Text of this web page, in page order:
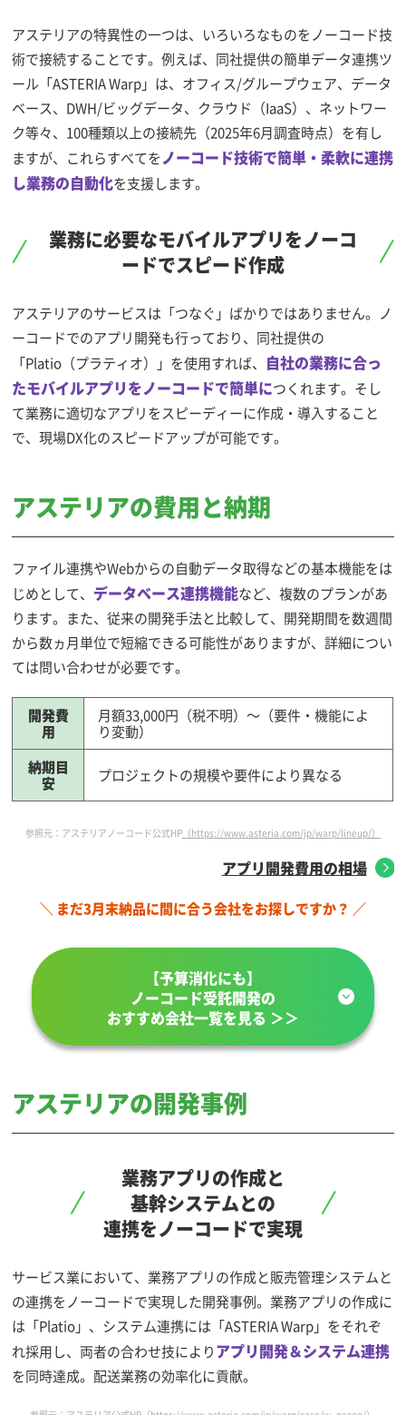
アステリアの特異性の一つは、いろいろなものをノーコード技
術で接続することです。例えば、同社提供の簡単データ連携ツ
ール「ASTERIA Warp」は、オフィス/グループウェア、データ
ベース、DWH/ビッグデータ、クラウド（IaaS）、ネットワー
ク等々、100種類以上の接続先（2025年6月調査時点）を有し
ますが、これらすべてをノーコード技術で簡単・柔軟に連携
し業務の自動化を支援します。
業務に必要なモバイルアプリをノーコ
ードでスピード作成
アステリアのサービスは「つなぐ」ばかりではありません。ノ
ーコードでのアプリ開発も行っており、同社提供の
「Platio（プラティオ）」を使用すれば、 自社の業務に合っ
たモバイルアプリをノーコードで簡単につくれます。そし
て業務に適切なアプリをスピーディーに作成・導入すること
で、現場DX化のスピードアップが可能です。
アステリアの費用と納期
ファイル連携やWebからの自動データ取得などの基本機能をは
じめとして、 データベース連携機能など、複数のプランがあ
ります。また、従来の開発手法と比較して、開発期間を数週間
から数ヵ月単位で短縮できる可能性がありますが、詳細につい
ては問い合わせが必要です。
開発費
用
月額33,000円（税不明）～（要件・機能によ
り変動）
納期目
安
プロジェクトの規模や要件により異なる
参照元：アステリアノーコード公式HP（https://www.asteria.com/jp/warp/lineup/）
アプリ開発費用の相場
＼ まだ3月末納品に間に合う会社をお探しですか？ ／
【予算消化にも】
ノーコード受託開発の
おすすめ会社一覧を見る ＞＞
アステリアの開発事例
業務アプリの作成と
基幹システムとの
連携をノーコードで実現
サービス業において、業務アプリの作成と販売管理システムと
の連携をノーコードで実現した開発事例。業務アプリの作成に
は「Platio」、システム連携には「ASTERIA Warp」をそれぞ
れ採用し、両者の合わせ技によりアプリ開発＆システム連携
を同時達成。配送業務の効率化に貢献。